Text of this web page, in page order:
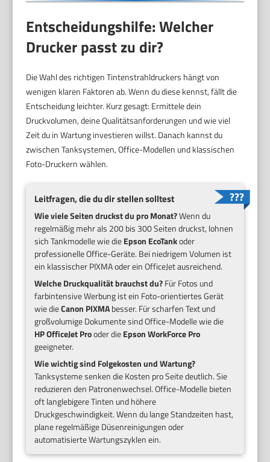
Entscheidungshilfe: Welcher
Drucker passt zu dir?
Die Wahl des richtigen Tintenstrahldruckers hängt von
wenigen klaren Faktoren ab. Wenn du diese kennst, fällt die
Entscheidung leichter. Kurz gesagt: Ermittele dein
Druckvolumen, deine Qualitätsanforderungen und wie viel
Zeit du in Wartung investieren willst. Danach kannst du
zwischen Tanksystemen, Office-Modellen und klassischen
Foto-Druckern wählen.
Leitfragen, die du dir stellen solltest
Wie viele Seiten druckst du pro Monat?Wenn du
regelmäßig mehr als 200 bis 300 Seiten druckst, lohnen
sich Tankmodelle wie dieEpson EcoTankoder
professionelle Office-Geräte. Bei niedrigem Volumen ist
ein klassischer PIXMA oder ein OfficeJet ausreichend.
Welche Druckqualität brauchst du?Für Fotos und
farbintensive Werbung ist ein Foto-orientiertes Gerät
wie dieCanon PIXMAbesser. Für scharfen Text und
großvolumige Dokumente sind Office-Modelle wie die
HP OfficeJet Prooder dieEpson WorkForce Pro
geeigneter.
Wie wichtig sind Folgekosten und Wartung?
Tanksysteme senken die Kosten pro Seite deutlich. Sie
reduzieren den Patronenwechsel. Office-Modelle bieten
oft langlebigere Tinten und höhere
Druckgeschwindigkeit. Wenn du lange Standzeiten hast,
plane regelmäßige Düsenreinigungen oder
automatisierte Wartungszyklen ein.